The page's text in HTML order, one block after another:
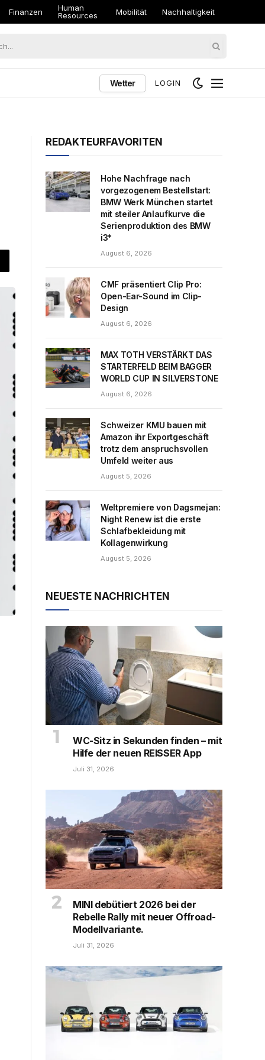
Finanzen
Human
Resources
Mobilität Nachhaltigkeit
Wetter LOGIN
REDAKTEURFAVORITEN
Hohe Nachfrage nach
vorgezogenem Bestellstart:
BMW Werk München startet
mit steiler Anlaufkurve die
Serienproduktion des BMW
i3*
August 6, 2026
CMF präsentiert Clip Pro:
Open-Ear-Sound im Clip-
Design
August 6, 2026
MAX TOTH VERSTÄRKT DAS
STARTERFELD BEIM BAGGER
WORLD CUP IN SILVERSTONE
August 6, 2026
Schweizer KMU bauen mit
Amazon ihr Exportgeschäft
trotz dem anspruchsvollen
Umfeld weiter aus
August 5, 2026
Weltpremiere von Dagsmejan:
Night Renew ist die erste
Schlafbekleidung mit
Kollagenwirkung
August 5, 2026
NEUESTE NACHRICHTEN
WC-Sitz in Sekunden finden – mit
Hilfe der neuen REISSER App
Juli 31, 2026
MINI debütiert 2026 bei der
Rebelle Rally mit neuer Offroad-
Modellvariante.
Juli 31, 2026